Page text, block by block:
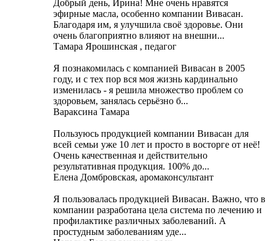
Добрый день, Ирина! Мне очень нравятся
эфирные масла, особенно компании Вивасан.
Благодаря им, я улучшила своё здоровье. Они
очень благоприятно влияют на внешни...
Тамара Ярошинская , педагог
Я познакомилась с компанией Вивасан в 2005
году, и с тех пор вся моя жизнь кардинально
изменилась - я решила множество проблем со
здоровьем, занялась серьёзно б...
Вараксина Тамара
Пользуюсь продукцией компании Вивасан для
всей семьи уже 10 лет и просто в восторге от неё!
Очень качественная и действительно
результативная продукция. 100% до...
Елена Домбровская, аромаконсультант
Я пользовалась продукцией Вивасан. Важно, что в
компании разработана цела система по лечению и
профилактике различных заболеваний. А
простудным заболеваниям уде...